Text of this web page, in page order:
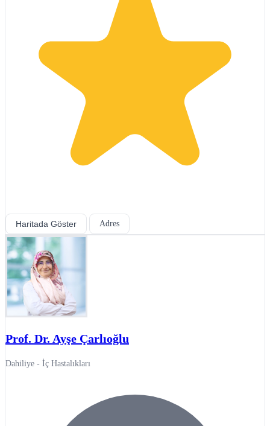
Haritada Göster Adres
Prof. Dr. Ayşe Çarlıoğlu
Dahiliye - İç Hastalıkları